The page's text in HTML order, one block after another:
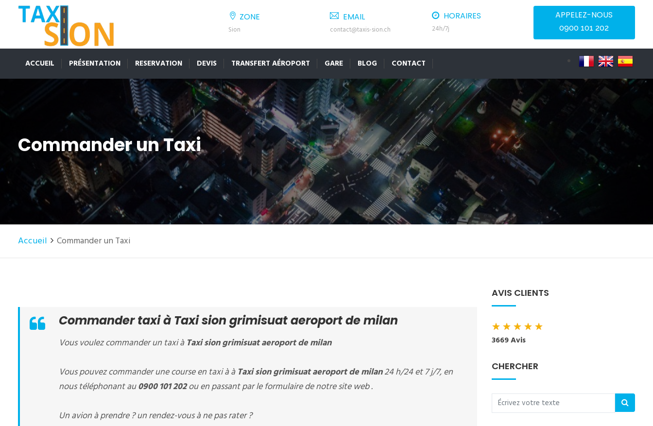
ZONE
Sion
EMAIL
contact@taxis-sion.ch
HORAIRES
24h/7j
APPELEZ-NOUS
0900 101 202
ACCUEIL PRÉSENTATION RESERVATION DEVIS TRANSFERT AÉROPORT GARE BLOG CONTACT
Commander un Taxi
Accueil Commander un Taxi
Commander taxi à Taxi sion grimisuat aeroport de milan
Vous voulez commander un taxi à Taxi sion grimisuat aeroport de milan
Vous pouvez commander une course en taxi à à Taxi sion grimisuat aeroport de milan24 h/24 et 7 j/7, en
nous téléphonant au0900 101 202ou en passant par le formulaire de notre site web .
Un avion à prendre ? un rendez-vous à ne pas rater ?
AVIS CLIENTS
★★★★★
3669 Avis
CHERCHER